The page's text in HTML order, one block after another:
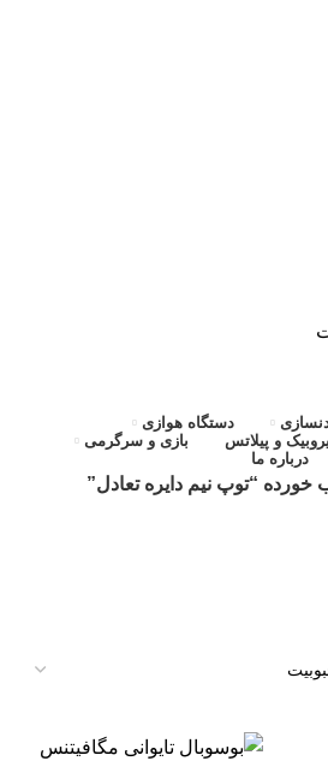
دستگاه هوازی
و پیلاتس
بازی و سرگرمی
درباره ما
“توپ نیم دایره تعادل”